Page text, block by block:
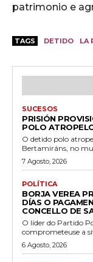
patrimonio e
TAGS DETIDO LA
SUCESOS
PRISIÓN
POLO
O detido polo
Bertamiráns, no
7 Agosto, 2026
POLÍTICA
BORJA VEREA
DÍAS O
CONCELLO DE
O líder do Partido
comprometeuse a
6 Agosto, 2026